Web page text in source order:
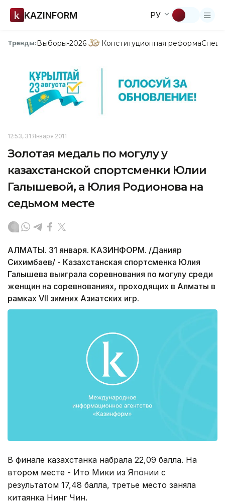
KAZINFORM РУ
Тренды:Выборы-2026 Конституционная реформа
12:53, 31 Января 2011
Золотая медаль по могулу у
казахстанской спортсменки Юлии
Галышевой, а Юлия Родионова на
седьмом месте
АЛМАТЫ. 31 января. КАЗИНФОРМ. /Данияр
Сихимбаев/ - Казахстанская спортсменка Юлия
Галышева выиграла соревнования по могулу среди
женщин на соревнованиях, проходящих в Алматы в
рамках VII зимних Азиатских игр.
В финале казахстанка набрала 22,09 балла. На
втором месте - Ито Мики из Японии с
результатом 17,48 балла, третье место заняла
китаянка Нинг Чин.